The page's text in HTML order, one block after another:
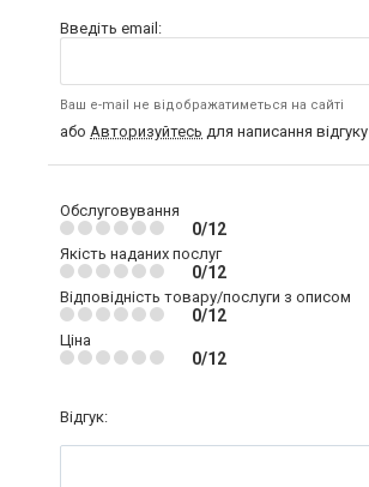
Введіть email:
Ваш e-mail не відображатиметься на сайті
або Авторизуйтесь для написання відгуку
Обслуговування
0/12
Якість наданих послуг
0/12
Відповідність товару/послуги з описом
0/12
Ціна
0/12
Відгук: